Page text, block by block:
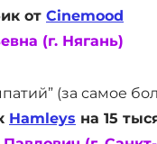
от Cinemood
(г. Нягань)
(за самое
Hamleys на 15